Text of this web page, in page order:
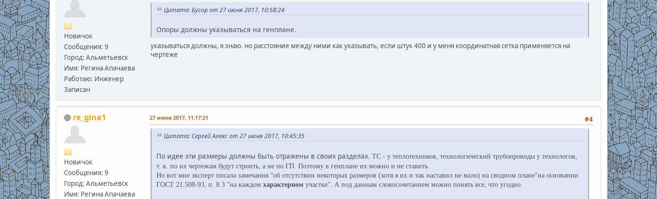
Новичок
Сообщения: 9
Город: Альметьевск
Имя: Регина Апачаева
Работаю: Инженер
Записан
Цитата: Бугор от 27 июня 2017, 10:58:24
Опоры должны указываться на генплане.
указываться должны, я знаю. но расстояние между ними как указывать, если штук 400 и у меня координатная сетка применяется на
чертеже
re_gina1
Новичок
Сообщения: 9
Город: Альметьевск
Имя: Регина Апачаева
#4
27 июня 2017, 11:17:21
Цитата: Сергей Алекс от 27 июня 2017, 10:45:35
По идее эти размеры должны быть отражены в своих разделах. ТС - у теплотехников, технологический трубопроводы у технологов,
т. к. по их чертежам будут строить, а не по ГП. Поэтому в генплане их можно и не ставить.
Но вот мне эксперт писала замечания "об отсутствии некоторых размеров (хотя я их и так наставил не мало) на сводном плане"на основании
ГОСТ 21.508-93, п. 8.3 "на каждом характерном участке". А под данным словосочетанием можно понять все, что угодно.